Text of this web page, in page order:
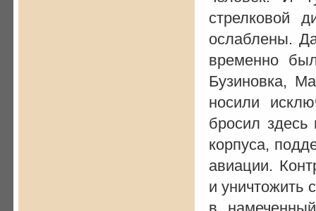
стрелковой
ослаблены.
временно
Бузиновка,
носили
бросил здесь
корпуса,
авиации.
и уничтожить